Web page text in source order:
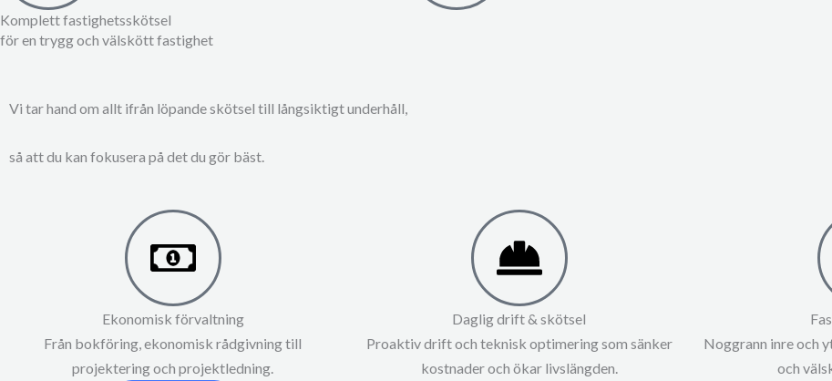
Komplett fastighetsskötsel
för en trygg och välskött fastighet
Vi tar hand om allt ifrån löpande skötsel till långsiktigt underhåll,
så att du kan fokusera på det du gör bäst.
Ekonomisk förvaltning
Från bokföring, ekonomisk rådgivning till
projektering och projektledning.
Daglig drift & skötsel
Proaktiv drift och teknisk optimering som sänker
kostnader och ökar livslängden.
Noggrann inre och
och